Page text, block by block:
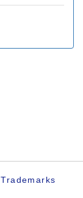
Trademarks